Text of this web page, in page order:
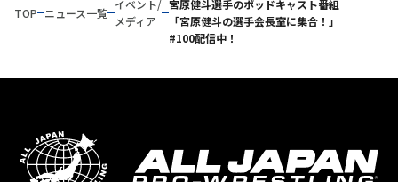
TOP ニュース一覧
イベント/
メディア
宮原健斗選手のポッドキャスト番組
「宮原健斗の選手会長室に集合！」
#100配信中！